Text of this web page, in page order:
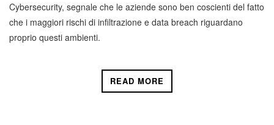
Cybersecurity, segnale che le aziende sono ben coscienti del fatto
che i maggiori rischi di infiltrazione e data breach riguardano
proprio questi ambienti.
READ MORE